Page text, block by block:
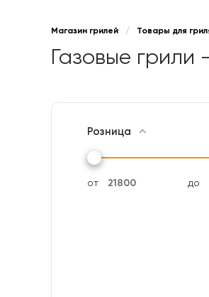
Магазин грилей / Товары для
Газовые грили
Розница
от до